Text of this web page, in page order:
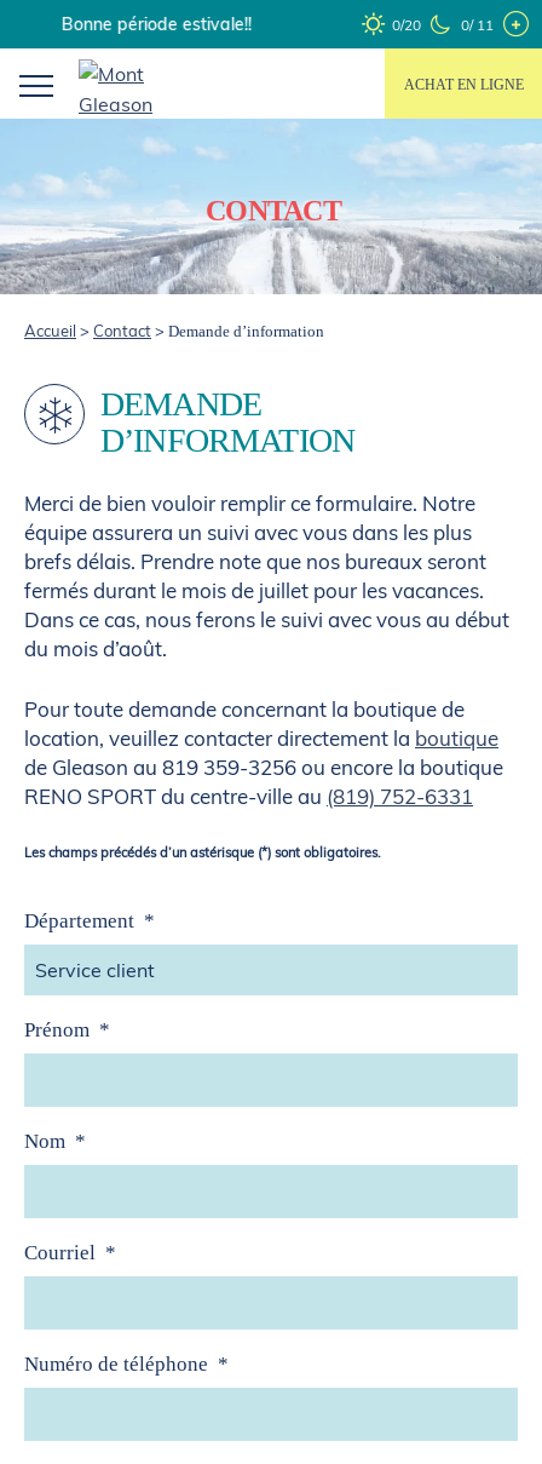
to
content
Bonne période estivale!! 0/20 0/ 11
ACHAT EN LIGNE
CONTACT
Accueil > Contact> Demande d’information
DEMANDE
D’INFORMATION
Merci de bien vouloir remplir ce formulaire. Notre
équipe assurera un suivi avec vous dans les plus
brefs délais. Prendre note que nos bureaux seront
fermés durant le mois de juillet pour les vacances.
Dans ce cas, nous ferons le suivi avec vous au début
du mois d’août.
Pour toute demande concernant la boutique de
location, veuillez contacter directement la boutique
de Gleason au 819 359-3256 ou encore la boutique
RENO SPORT du centre-ville au (819) 752-6331
Les champs précédés d’un astérisque (*) sont obligatoires.
Département *
Prénom *
Nom *
Courriel *
Numéro de téléphone *